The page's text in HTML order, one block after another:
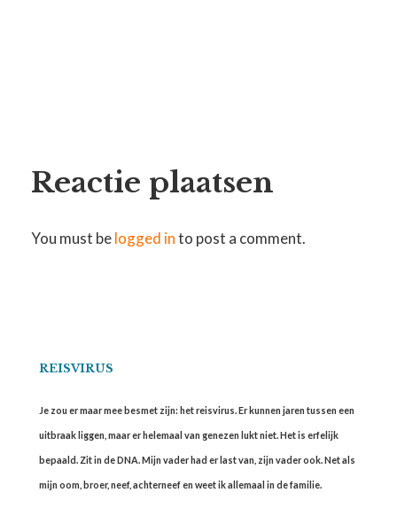
Reactie plaatsen
You must belogged into post a comment.
REISVIRUS
Je zou er maar mee besmet zijn: het reisvirus. Er kunnen jaren tussen een
uitbraak liggen, maar er helemaal van genezen lukt niet. Het is erfelijk
bepaald. Zit in de DNA. Mijn vader had er last van, zijn vader ook. Net als
mijn oom, broer, neef, achterneef en weet ik allemaal in de familie.